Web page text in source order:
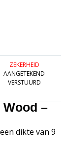
ZEKERHEID
AANGETEKEND
VERSTUURD
–
dikte van 9